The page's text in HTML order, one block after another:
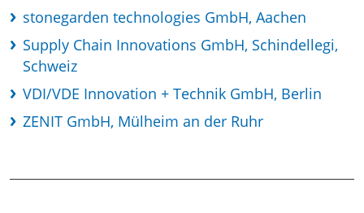
stonegarden technologies GmbH, Aachen
Supply Chain Innovations GmbH, Schindellegi,
Schweiz
VDI/VDE Innovation + Technik GmbH, Berlin
ZENIT GmbH, Mülheim an der Ruhr